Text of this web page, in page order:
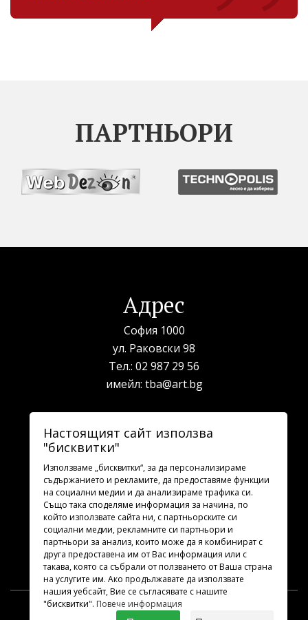
ПАРТНЬОРИ
Адрес
София 1000
ул. Раковски 98
Тел.: 02 987 29 56
имейл: tba@art.bg
Билетна каса
телефон:
рабoтно време: 10:00 - 19:30
Последвайте ни
Настоящият сайт използва
"бисквитки"
Използваме „бисквитки“, за да персонализираме
съдържанието и рекламите, да предоставяме функции
на социални медии и да анализираме трафика си.
Също така споделяме информация за начина, по
който използвате сайта ни, с партньорските си
социални медии, рекламните си партньори и
партньори за анализ, които може да я комбинират с
друга предоставена им от Вас информация или с
такава, която са събрали от ползването от Ваша страна
на услугите им. Ако продължавате да използвате
нашия уебсайт, Вие се съгласявате с нашите
"бисквитки". Повече информация